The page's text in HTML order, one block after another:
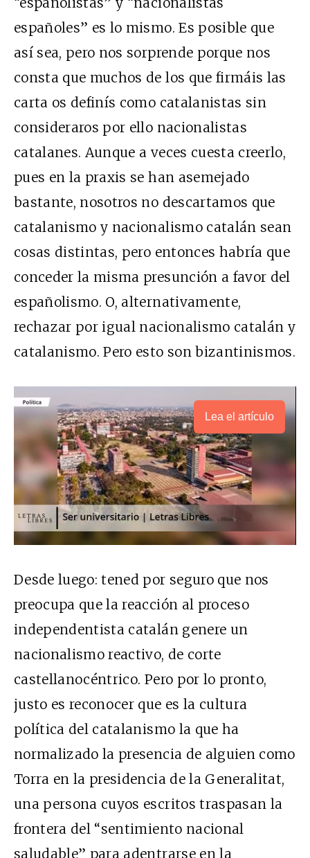
españoles” es lo mismo. Es posible que
así sea, pero nos sorprende porque nos
consta que muchos de los que firmáis las
carta os definís como catalanistas sin
consideraros por ello nacionalistas
catalanes. Aunque a veces cuesta creerlo,
pues en la praxis se han asemejado
bastante, nosotros no descartamos que
catalanismo y nacionalismo catalán sean
cosas distintas, pero entonces habría que
conceder la misma presunción a favor del
españolismo. O, alternativamente,
rechazar por igual nacionalismo catalán y
catalanismo. Pero esto son bizantinismos.
Lea el artículo
Desde luego: tened por seguro que nos
preocupa que la reacción al proceso
independentista catalán genere un
nacionalismo reactivo, de corte
castellanocéntrico. Pero por lo pronto,
justo es reconocer que es la cultura
política del catalanismo la que ha
normalizado la presencia de alguien como
Torra en la presidencia de la Generalitat,
una persona cuyos escritos traspasan la
frontera del “sentimiento nacional
saludable” para adentrarse en la